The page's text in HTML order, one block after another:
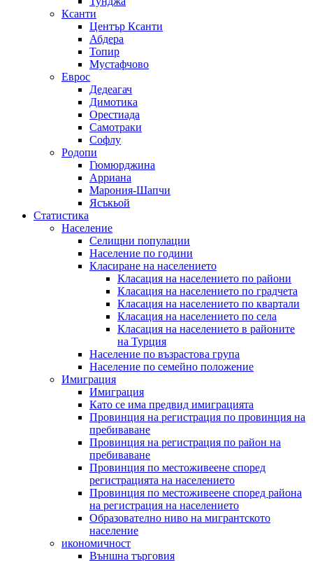
Ксанти
Център Ксанти
Абдера
Топир
Мустафчово
Еврос
Дедеагач
Димотика
Орестиада
Самотраки
Софлу
Родопи
Гюмюрджина
Арриана
Марония-Шапчи
Ясъкьой
Статистика
Население
Селищни популации
Население по години
Класиране на населението
Класация на населението по райони
Класация на населението по градчета
Класация на населението по квартали
Класация на населението по села
Класация на населението в районите
на Турция
Население по възрастова група
Население по семейно положение
Имиграция
Имиграция
Като се има предвид имиграцията
Провинция на регистрация по провинция на
пребиваване
Провинция на регистрация по район на
пребиваване
Провинция по местоживеене според
регистрацията на населението
Провинция по местоживеене според района
на регистрация на населението
Образователно ниво на мигрантското
население
икономичност
Външна търговия